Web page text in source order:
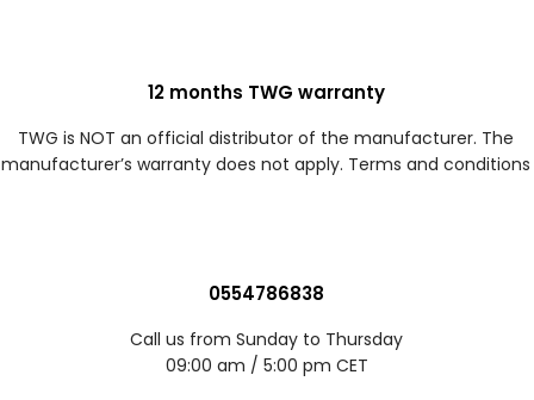
12 months TWG warranty
TWG is NOT an official distributor of the manufacturer. The
manufacturer’s warranty does not apply. Terms and conditions
0554786838
Call us from Sunday to Thursday
09:00 am / 5:00 pm CET